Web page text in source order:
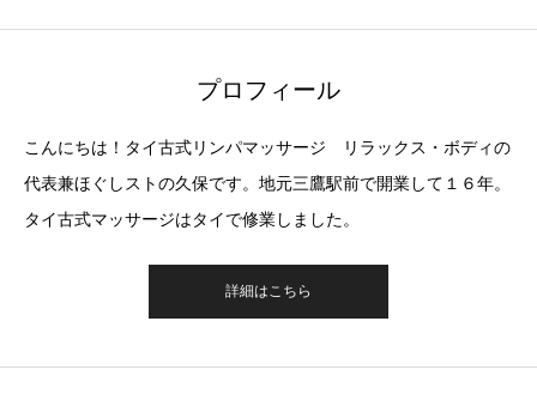
プロフィール
こんにちは！タイ古式リンパマッサージ リラックス・ボディの
代表兼ほぐしストの久保です。地元三鷹駅前で開業して１６年。
タイ古式マッサージはタイで修業しました。
詳細はこちら